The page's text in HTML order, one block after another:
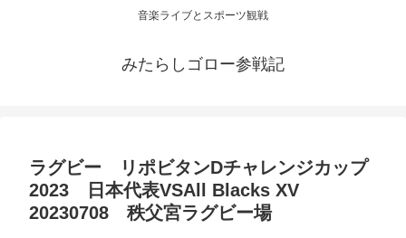
音楽ライブとスポーツ観戦
みたらしゴロー参戦記
ラグビー リポビタンDチャレンジカップ
2023 日本代表VSAll Blacks XV
20230708 秩父宮ラグビー場